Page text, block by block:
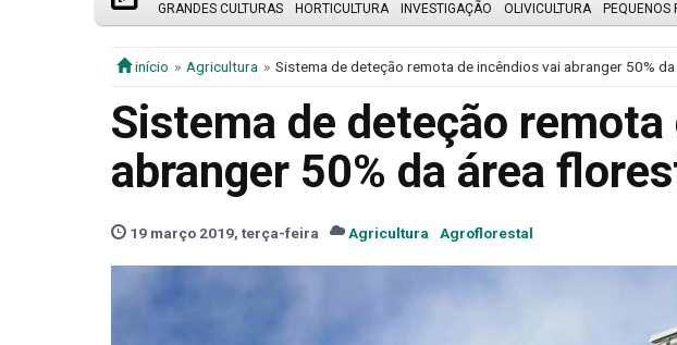
GRANDES CULTURAS
HORTICULTURA INVESTIGAÇÃO OLIVICULTURA PEQUENOS
início Agricultura Sistema de deteção remota de incêndios vai abranger 50%
Sistema de deteção
abranger 50% da área
19 março 2019, terça-feira Agricultura Agroflorestal